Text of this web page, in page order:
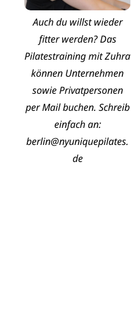
Auch du willst wieder
fitter werden? Das
Pilatestraining mit Zuhra
können Unternehmen
sowie Privatpersonen
per Mail buchen. Schreib
einfach an:
berlin@nyuniquepilates.
de